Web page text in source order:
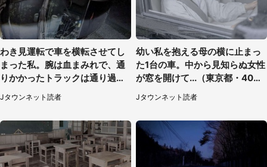
わき見運転で車を横転させてし
まった私。腕は血まみれで、通
りかかったトラックは通り過ぎ
ていき...（福岡県・30代女性）
Jタウンネット読者
幼い私を抱える母の横に止まっ
た1台の車。中から見知らぬ女性
が窓を開けて...（東京都・40代
Jタウンネット読者